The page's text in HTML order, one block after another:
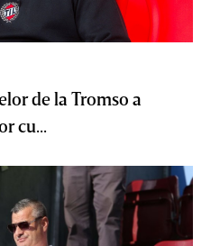
de la Tromso a
cu...